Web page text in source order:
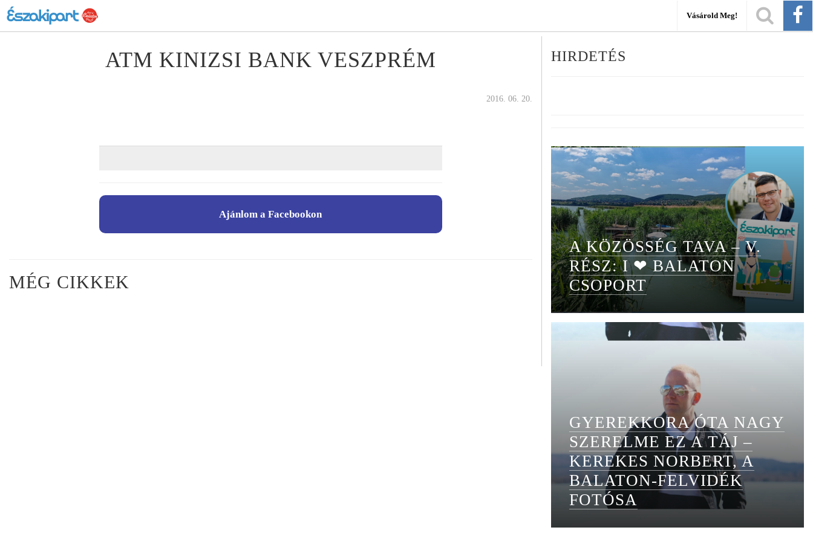
Vásárold Meg!
ATM KINIZSI BANK VESZPRÉM
2016. 06. 20.
Ajánlom a Facebookon
MÉG CIKKEK
HIRDETÉS
A KÖZÖSSÉG TAVA – V.
RÉSZ: I ❤ BALATON
CSOPORT
GYEREKKORA ÓTA NAGY
SZERELME EZ A TÁJ –
KEREKES NORBERT, A
BALATON-FELVIDÉK
FOTÓSA